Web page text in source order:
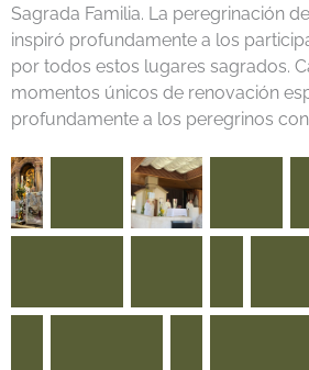
Sagrada Familia. La peregrinación
inspiró profundamente a los
por todos estos lugares sagrados.
momentos únicos de renovación
profundamente a los peregrinos